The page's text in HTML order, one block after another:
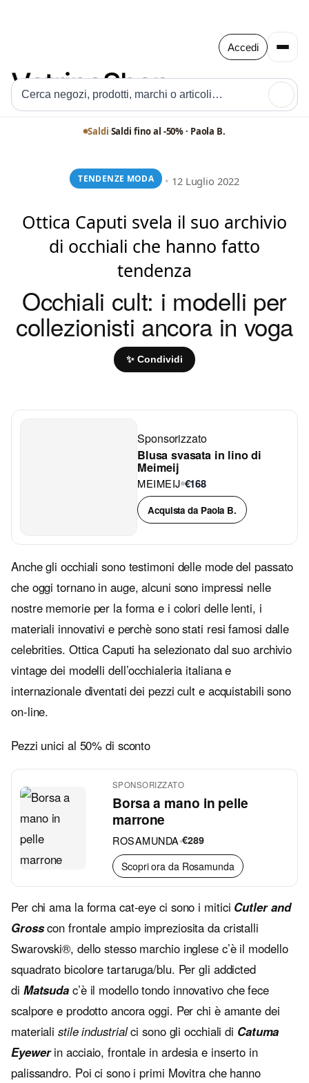
Accedi
Saldi·Saldi fino al -50% · Paola B.
TENDENZE MODA • 12 Luglio 2022
Ottica Caputi svela il suo archivio
di occhiali che hanno fatto
tendenza
Occhiali cult: i modelli per
collezionisti ancora in voga
✨ Condividi
Sponsorizzato
Blusa svasata in lino di
Meimeij
MEIMEIJ €168
Acquista da Paola B.
Anche gli occhiali sono testimoni delle mode del passato
che oggi tornano in auge, alcuni sono impressi nelle
nostre memorie per la forma e i colori delle lenti, i
materiali innovativi e perchè sono stati resi famosi dalle
celebrities. Ottica Caputi ha selezionato dal suo archivio
vintage dei modelli dell’occhialeria italiana e
internazionale diventati dei pezzi cult e acquistabili sono
on-line.
Pezzi unici al 50% di sconto
SPONSORIZZATO
Borsa a mano in pelle
marrone
ROSAMUNDA•€289
Scopri ora da Rosamunda
Per chi ama la forma cat-eye ci sono i mitici Cutler and
Grosscon frontale ampio impreziosita da cristalli
Swarovski®, dello stesso marchio inglese c’è il modello
squadrato bicolore tartaruga/blu. Per gli addicted
di Matsuda c’è il modello tondo innovativo che fece
scalpore e prodotto ancora oggi. Per chi è amante dei
materialistile industrialci sono gli occhiali di Catuma
Eyewerin acciaio, frontale in ardesia e inserto in
palissandro. Poi ci sono i primi Movitra che hanno